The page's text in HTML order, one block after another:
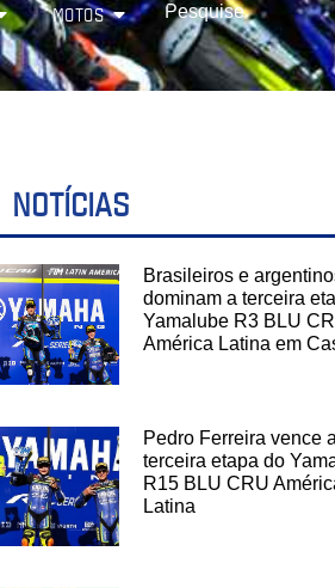
MOTOS
NOTÍCIAS
Brasileiros e
dominam a terceira
Yamalube R3 BLU
América Latina em
Pedro Ferreira vence a
terceira etapa do
R15 BLU CRU
Latina